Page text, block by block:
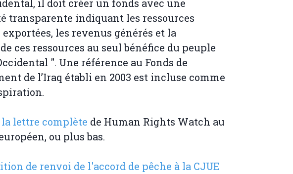
il doit créer un fonds avec une
transparente indiquant les ressources
les revenus générés et la
ces ressources au seul bénéfice du peuple
". Une référence au Fonds de
de l’Iraq établi en 2003 est incluse comme
lettre complète de Human Rights Watch au
ou plus bas.
de renvoi de l'accord de pêche à la CJUE